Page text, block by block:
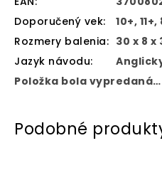
Doporučený vek:
10+,
Rozmery balenia: 30 x 8 x
Jazyk návodu:
Položka bola vypredaná…